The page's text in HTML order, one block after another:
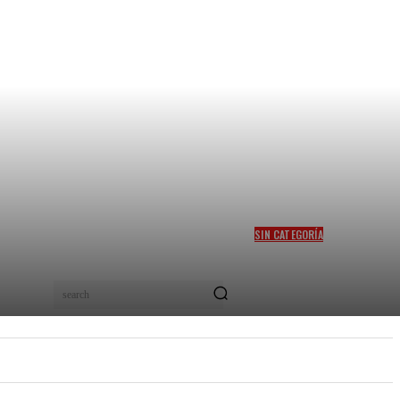
search
SIN CATEGORÍA